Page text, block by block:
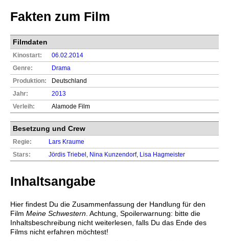
Fakten zum Film
Filmdaten
Kinostart:
06.02.2014
Genre:
Drama
Produktion:
Deutschland
Jahr:
2013
Verleih:
Alamode Film
Besetzung und Crew
Regie:
Lars Kraume
Stars:
Jördis Triebel Nina Kunzendorf, Lisa Hagmeister
Inhaltsangabe
Hier findest Du die Zusammenfassung der Handlung für den
Film Meine Schwestern . Achtung, Spoilerwarnung: bitte die
Inhaltsbeschreibung nicht weiterlesen, falls Du das Ende des
Films nicht erfahren möchtest!